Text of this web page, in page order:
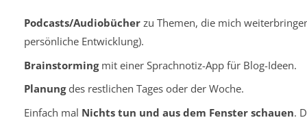
Podcasts/Audiobücherzu Themen, die mich
persönliche Entwicklung).
Brainstormingmit einer Sprachnotiz-App für Blog-Ideen.
Planungdes restlichen Tages oder der Woche.
Einfach mal Nichts tun und aus dem Fenster schauen.